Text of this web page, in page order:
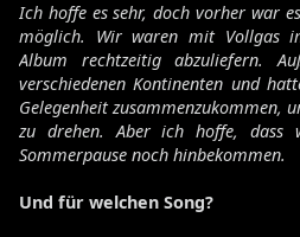
Ich hoffe es sehr, doch vorher war
möglich. Wir waren mit Vollgas
Album rechtzeitig abzuliefern.
verschiedenen Kontinenten und
Gelegenheit zusammenzukommen,
zu drehen. Aber ich hoffe, dass
Sommerpause noch hinbekommen.
Und für welchen Song?